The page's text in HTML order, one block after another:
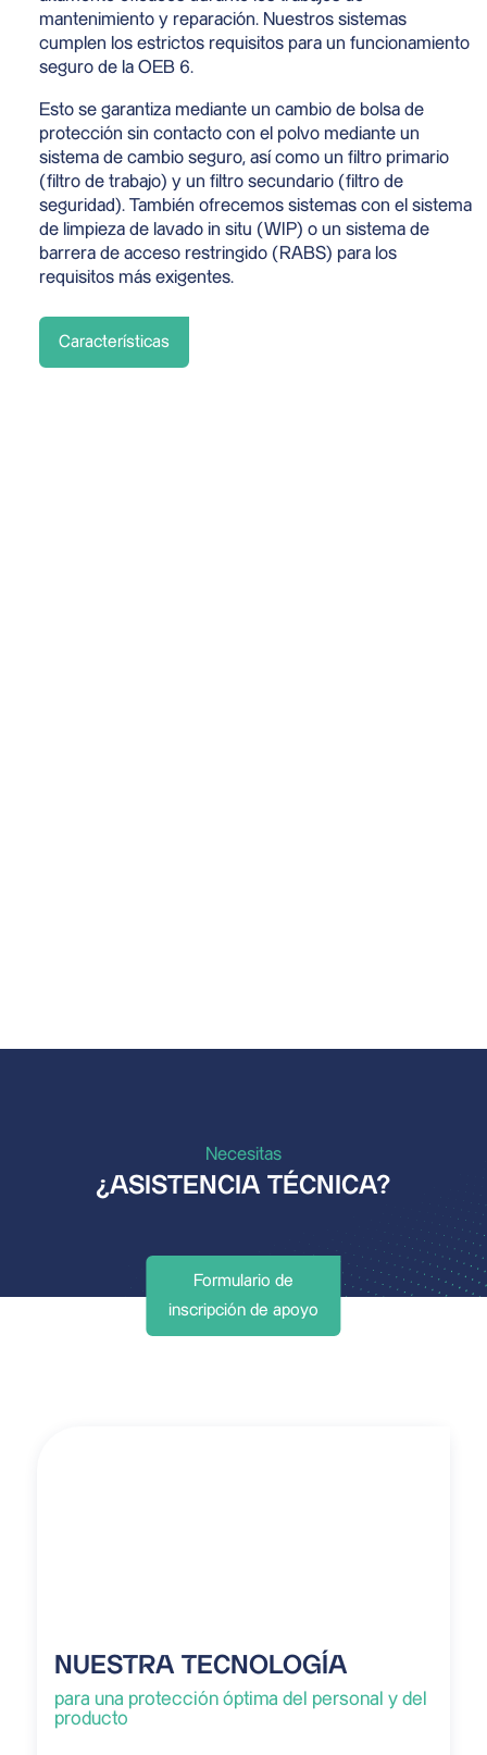
mantenimiento y reparación. Nuestros sistemas
cumplen los estrictos requisitos para un funcionamiento
seguro de la OEB 6.
Esto se garantiza mediante un cambio de bolsa de
protección sin contacto con el polvo mediante un
sistema de cambio seguro, así como un filtro primario
(filtro de trabajo) y un filtro secundario (filtro de
seguridad). También ofrecemos sistemas con el sistema
de limpieza de lavado in situ (WIP) o un sistema de
barrera de acceso restringido (RABS) para los
requisitos más exigentes.
Características
Necesitas
¿ASISTENCIA TÉCNICA?
Formulario de
inscripción de apoyo
NUESTRA TECNOLOGÍA
para una protección óptima del personal y del
producto